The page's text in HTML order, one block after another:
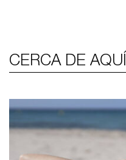
CERCA DE AQUÍ